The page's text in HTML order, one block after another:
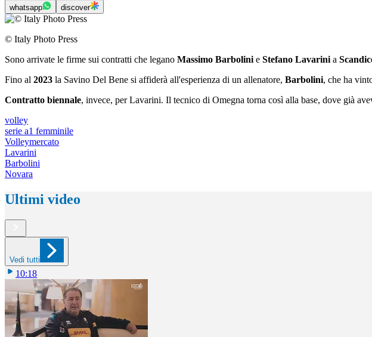
whatsapp discover
© Italy Photo Press
Sono arrivate le firme sui contratti che legano Massimo Barbolini e Stefano Lavarini a
Fino al 2023 la Savino Del Bene si affiderà all'esperienza di un allenatore, Barbolini, che ha
Contratto biennale, invece, per Lavarini. Il tecnico di Omegna torna così alla base, dove già
volley
serie a1 femminile
Volleymercato
Lavarini
Barbolini
Novara
Ultimi video
Vedi tutti
10:18